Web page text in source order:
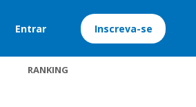
Entrar Inscreva-se
RANKING